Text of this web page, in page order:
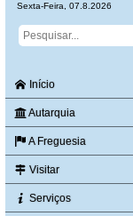
Sexta-Feira, 07.8.2026
Início
Autarquia
A Freguesia
Visitar
Serviços